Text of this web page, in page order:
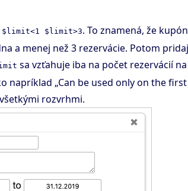
$limit<1 $limit>3. To znamená, že
a menej než 3 rezervácie. Potom
sa vzťahuje iba na počet rezervácií
napríklad „Can be used only on the
rozvrhmi.